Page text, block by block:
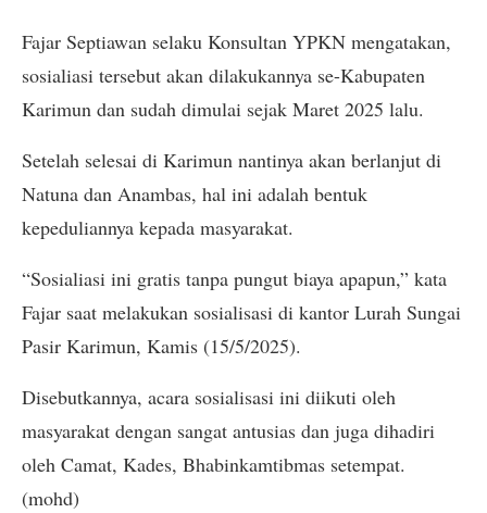
Fajar Septiawan selaku Konsultan YPKN mengatakan,
sosialiasi tersebut akan dilakukannya se-Kabupaten
Karimun dan sudah dimulai sejak Maret 2025 lalu.
Setelah selesai di Karimun nantinya akan berlanjut di
Natuna dan Anambas, hal ini adalah bentuk
kepeduliannya kepada masyarakat.
“Sosialiasi ini gratis tanpa pungut biaya apapun,” kata
Fajar saat melakukan sosialisasi di kantor Lurah Sungai
Pasir Karimun, Kamis (15/5/2025).
Disebutkannya, acara sosialisasi ini diikuti oleh
masyarakat dengan sangat antusias dan juga dihadiri
oleh Camat, Kades, Bhabinkamtibmas setempat.
(mohd)